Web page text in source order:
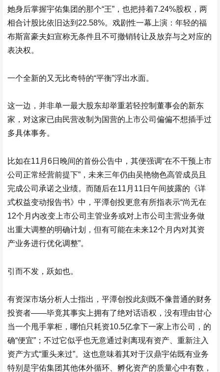
她身后掌握宇佑集团的那个“王”，也把持着7.24%股权，两
相合计股比依旧达到22.58%。戏剧性一幕上演：年轻的福
布斯富豪夫妇宣称无条件且不可撤销转让及放弃与之对应的
表决权。
一个全新的又无比奇特的“平衡”浮出水面。
这一边，并非单一最大股东却举重若轻控制董事会的新东
家，对这家已由民营改制为国营的上市公司偏偏不想插手过
多具体事务。
比如在11月6日晚间的首份公告中，其便强调“在不干预上市
公司正常经营前提下”，未来三年仍由吴艳物色高管成员且
完成公司承诺之业绩。而随后在11月11日午间披露的《详
式权益变动报告书》中，平潭创投更意有所指表示“尚无在
12个月内改变上市公司主管业务或对上市公司主营业务做
出重大调整的明确计划，但有可能在未来12个月内对其资
产业务进行优化调整”。
引而不发，跃如也。
有资深市场分析人士指出，平潭创投此刻既不像普通的财务
投资者——毕竟其事实上拥有了绝对话语权，没有理由甘心
当一个甩手掌柜，哪怕只耗资10.5亿拿下一家上市公司，的
确“便宜”；不过它似乎也无意通过剥离现有资产、重新注入
资产方式“重头来过”。这也意味着其对于汉鼎宇佑既有业务
特别是宇佑集团其他体外循环、孵化资产的质量心中有数，